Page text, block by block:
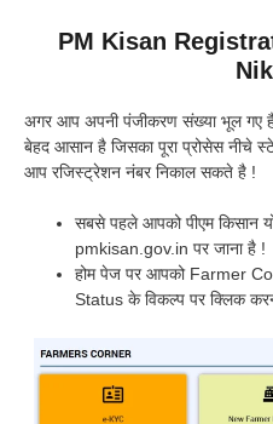
PM Kisan
अगर आप अपनी पंजीकरण संख्या भूल गए
बेहद आसान है जिसका पूरा प्रोसेस नीचे
आप रजिस्ट्रेशन नंबर निकाल सकते है !
सबसे पहले आपको पीएम किसान
pmkisan.gov.in पर जाना है !
होम पेज पर आपको Farmer
Status के विकल्प पर क्लिक